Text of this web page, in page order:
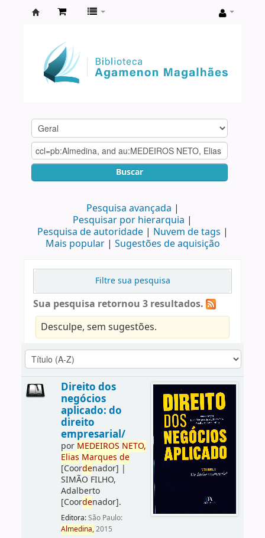
Agamenon
Magalhães
Buscar
Pesquisa avançada
Pesquisar por hierarquia
Pesquisa de autoridade
Nuvem de tags
Mais popular
Sugestões de aquisição
Filtre sua pesquisa
Sua pesquisa retornou 3 resultados.
Desculpe, sem sugestões.
Direito dos
negócios
aplicado: do
direito
empresarial/
por MEDEIROS NETO,
Elias Marques de
[Coordenador] |
SIMÃO FILHO,
Adalberto
[Coordenador].
Editora:São Paulo:
Almedina,2015